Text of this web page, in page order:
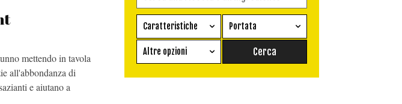
mettendo in tavola
all'abbondanza di
e aiutano a
Caratteristiche
Ricetta vegetariana
Senza glutine
Portata
Antipasto
Conserva
Altre opzioni